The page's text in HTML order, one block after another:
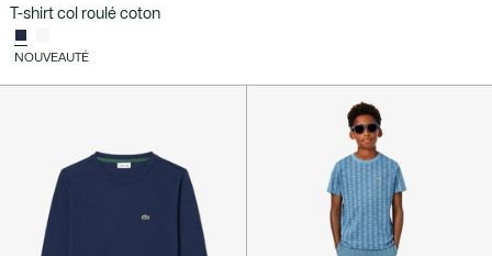
T-shirt col roulé coton
NOUVEAUTÉ